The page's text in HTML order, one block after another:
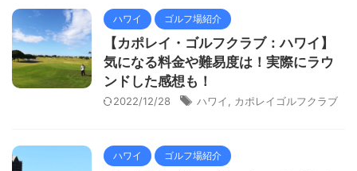
ハワイ ゴルフ場紹介
【カポレイ・ゴルフクラブ：ハワイ】
気になる料金や難易度は！実際にラウ
ンドした感想も！
2022/12/28 ハワイ カポレイゴルフクラブ
ハワイ ゴルフ場紹介